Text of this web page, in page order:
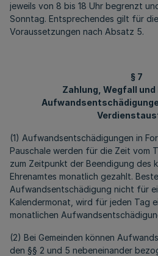
jeweils von 8 bis 18 Uhr begrenzt
Sonntag. Entsprechendes gilt für
Voraussetzungen nach Absatz 5.
§ 7
Zahlung, Wegfall und
(1) Aufwandsentschädigungen in
Pauschale werden für die Zeit vom
zum Zeitpunkt der Beendigung des
Ehrenamtes monatlich gezahlt.
Aufwandsentschädigung nicht für
Kalendermonat, wird für jeden Tag
monatlichen
(2) Bei Gemeinden können
den §§ 2 und 5 nebeneinander